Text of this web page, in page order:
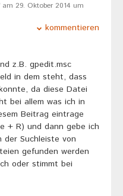
am 29. Oktober 2014 um
kommentieren
z.B. gpedit.msc
in dem steht, dass
da diese Datei
bei allem was ich in
Beitrag eintrage
+ R) und dann gebe ich
Suchleiste von
gefunden werden
oder stimmt bei